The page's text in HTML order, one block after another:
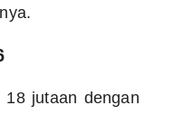
18 jutaan dengan